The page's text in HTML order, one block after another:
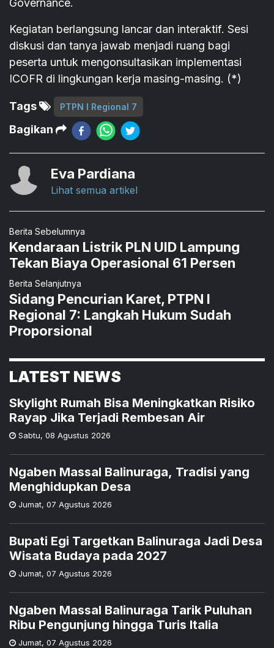
Governance.
Kegiatan berlangsung lancar dan interaktif. Sesi
diskusi dan tanya jawab menjadi ruang bagi
peserta untuk mengonsultasikan implementasi
ICOFR di lingkungan kerja masing-masing. (*)
Tags PTPN I Regional 7
Bagikan
Eva Pardiana
Lihat semua artikel
Berita Sebelumnya
Kendaraan Listrik PLN UID Lampung
Tekan Biaya Operasional 61 Persen
Berita Selanjutnya
Sidang Pencurian Karet, PTPN I
Regional 7: Langkah Hukum Sudah
Proporsional
LATEST NEWS
Skylight Rumah Bisa Meningkatkan Risiko
Rayap Jika Terjadi Rembesan Air
Sabtu, 08 Agustus 2026
Ngaben Massal Balinuraga, Tradisi yang
Menghidupkan Desa
Jumat, 07 Agustus 2026
Bupati Egi Targetkan Balinuraga Jadi Desa
Wisata Budaya pada 2027
Jumat, 07 Agustus 2026
Ngaben Massal Balinuraga Tarik Puluhan
Ribu Pengunjung hingga Turis Italia
Jumat, 07 Agustus 2026